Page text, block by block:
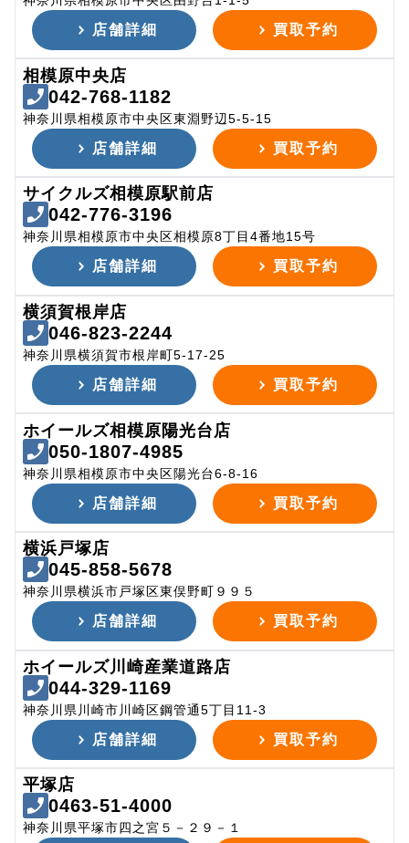
店舗詳細 買取予約
相模原中央店
042-768-1182
神奈川県相模原市中央区東淵野辺5-5-15
店舗詳細 買取予約
サイクルズ相模原駅前店
042-776-3196
神奈川県相模原市中央区相模原8丁目4番地15号
店舗詳細 買取予約
横須賀根岸店
046-823-2244
神奈川県横須賀市根岸町5-17-25
店舗詳細 買取予約
ホイールズ相模原陽光台店
050-1807-4985
神奈川県相模原市中央区陽光台6-8-16
店舗詳細 買取予約
横浜戸塚店
045-858-5678
神奈川県横浜市戸塚区東俣野町９９５
店舗詳細 買取予約
ホイールズ川崎産業道路店
044-329-1169
神奈川県川崎市川崎区鋼管通5丁目11-3
店舗詳細 買取予約
平塚店
0463-51-4000
神奈川県平塚市四之宮５－２９－１